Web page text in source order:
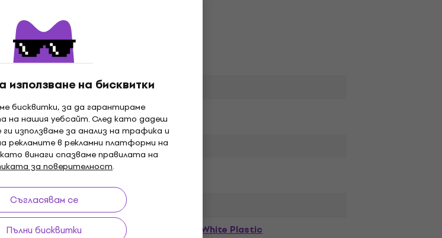
използване на бисквитки
бисквитки, за да гарантираме
на нашия уебсайт. След като дадеш
използваме за анализ на трафика и
рекламите в рекламни платформи на
винаги спазваме правилата на
за поверителност.
Съгласявам се
Пълни бисквиткиКопчета за управление White Plastic